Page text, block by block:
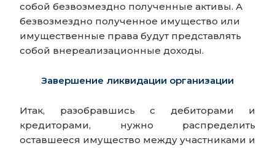
собой безвозмездно полученные активы. А
безвозмездно полученное имущество или
имущественные права будут представлять
собой внереализационные доходы.
Завершение ликвидации организации
Итак, разобравшись с дебиторами и
кредиторами, нужно распределить
оставшееся имущество между участниками и